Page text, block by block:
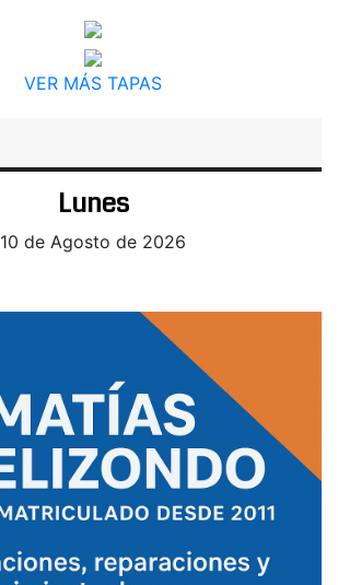
VER MÁS TAPAS
Lunes
10 de Agosto de 2026